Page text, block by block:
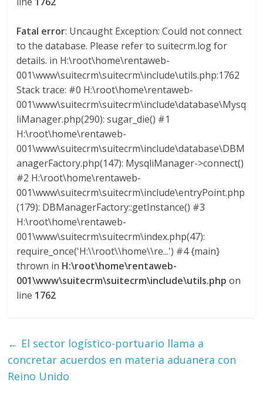
o
m
b
a
N
A
–
T
Fatal error: Uncaught Exception: Could not connect
to the database. Please refer to suitecrm.log for
details. in H:\root\home\rentaweb-
001\www\suitecrm\suitecrm\include\utils.php:1762
Stack trace: #0 H:\root\home\rentaweb-
001\www\suitecrm\suitecrm\include\database\Mysq
liManager.php(290): sugar_die() #1
H:\root\home\rentaweb-
001\www\suitecrm\suitecrm\include\database\DBM
anagerFactory.php(147): MysqliManager->connect()
#2 H:\root\home\rentaweb-
001\www\suitecrm\suitecrm\include\entryPoint.php
(179): DBManagerFactory::getInstance() #3
H:\root\home\rentaweb-
001\www\suitecrm\suitecrm\index.php(47):
require_once('H:\\root\\home\\re...') #4 {main}
thrown in H:\root\home\rentaweb-
001\www\suitecrm\suitecrm\include\utils.php on
line 1762
← El sector logístico-portuario llama a
concretar acuerdos en materia aduanera con
Reino Unido